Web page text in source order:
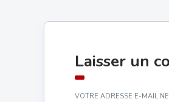
Laisser un
VOTRE ADRESSE E-MAIL